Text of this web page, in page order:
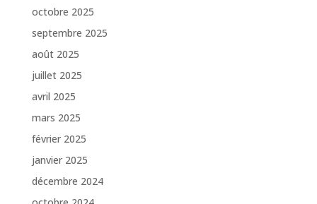
octobre 2025
septembre 2025
août 2025
juillet 2025
avril 2025
mars 2025
février 2025
janvier 2025
décembre 2024